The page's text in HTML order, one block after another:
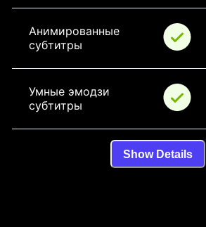
Анимированные
субтитры
Умные эмодзи
субтитры
Show Details